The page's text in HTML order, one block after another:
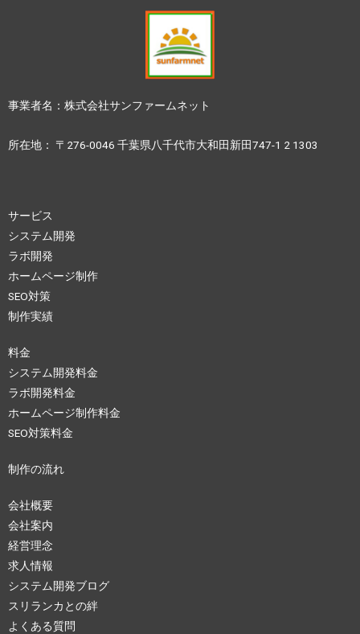
事業者名：株式会社サンファームネット
所在地： 〒276-0046 千葉県八千代市大和田新田747-1 2 1303
サービス
システム開発
ラボ開発
ホームページ制作
SEO対策
制作実績
料金
システム開発料金
ラボ開発料金
ホームページ制作料金
SEO対策料金
制作の流れ
会社概要
会社案内
経営理念
求人情報
システム開発ブログ
スリランカとの絆
よくある質問